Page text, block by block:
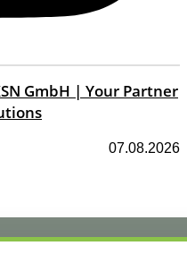
GmbH | Your Partner
07.08.2026